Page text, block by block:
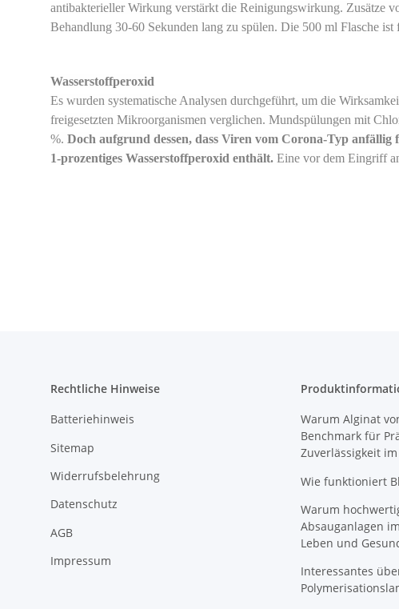
antibakterieller Wirkung verstärkt die Reinigungswirkung. Zusätze
Behandlung 30-60 Sekunden lang zu spülen. Die 500 ml Flasche
Wasserstoffperoxid
Es wurden systematische Analysen durchgeführt, um die
freigesetzten Mikroorganismen verglichen. Mundspülungen mit
%. Doch aufgrund dessen, dass Viren vom Corona-Typ
1-prozentiges Wasserstoffperoxid enthält. Eine vor dem Eingriff
Rechtliche Hinweise
Batteriehinweis
Sitemap
Widerrufsbelehrung
Datenschutz
AGB
Impressum
Warum Alginat
Benchmark für
Zuverlässigkeit
Wie funktioniert
Warum
Absauganlagen
Leben und
Interessantes